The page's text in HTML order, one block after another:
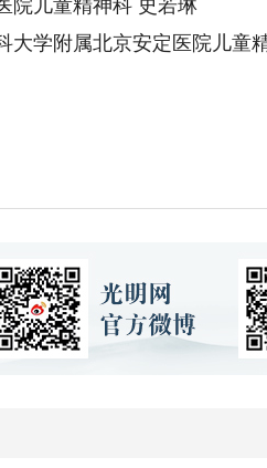
儿童精神科 史若琳
学附属北京安定医院儿童